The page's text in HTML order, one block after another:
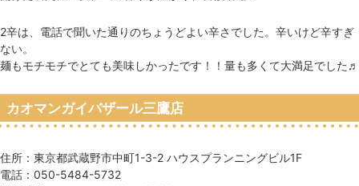
2辛は、電話で聞いた通りのちょうどよい辛さでした。辛いけど辛すぎ
ない。
麺もモチモチでとても美味しかったです！！量も多くて大満足でした♬
カオマンガイバザール三鷹店
住所：東京都武蔵野市中町1-3-2 ハウスプランニングビル1F
電話：050-5484-5732